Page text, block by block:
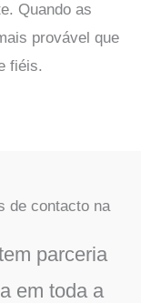
Quando as
provável que
fiéis.
de contacto na
parceria
em toda a